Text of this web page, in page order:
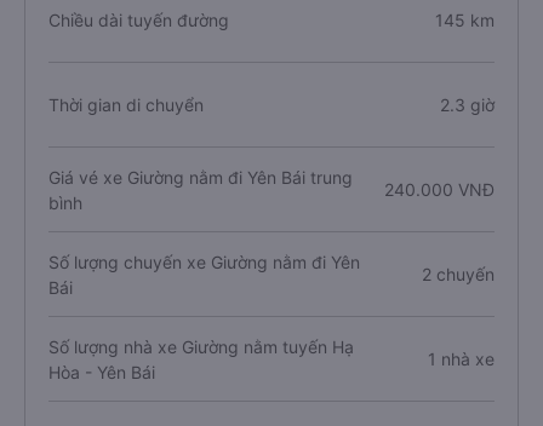
Chiều dài tuyến đường 145 km
Thời gian di chuyển 2.3 giờ
Giá vé xe Giường nằm đi Yên Bái trung
bình
240.000 VNĐ
Số lượng chuyến xe Giường nằm đi Yên
Bái
2 chuyến
Số lượng nhà xe Giường nằm tuyến Hạ
Hòa - Yên Bái
1 nhà xe